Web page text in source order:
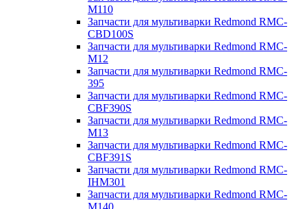
M110
Запчасти для мультиварки Redmond RMC-
CBD100S
Запчасти для мультиварки Redmond RMC-
M12
Запчасти для мультиварки Redmond RMC-
395
Запчасти для мультиварки Redmond RMC-
CBF390S
Запчасти для мультиварки Redmond RMC-
M13
Запчасти для мультиварки Redmond RMC-
CBF391S
Запчасти для мультиварки Redmond RMC-
IHM301
Запчасти для мультиварки Redmond RMC-
M140